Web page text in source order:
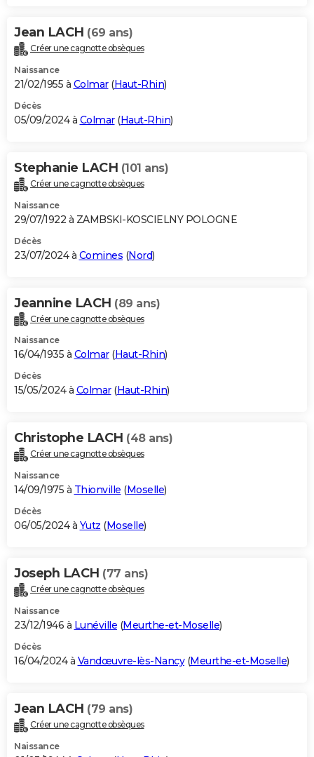
Jean LACH (69 ans)
Créer une cagnotte obsèques
Naissance
21/02/1955 à Colmar(Haut-Rhin)
Décès
05/09/2024 à Colmar(Haut-Rhin)
Stephanie LACH (101 ans)
Créer une cagnotte obsèques
Naissance
29/07/1922 à ZAMBSKI-KOSCIELNY POLOGNE
Décès
23/07/2024 à Comines (Nord)
Jeannine LACH (89 ans)
Créer une cagnotte obsèques
Naissance
16/04/1935 à Colmar(Haut-Rhin)
Décès
15/05/2024 à Colmar(Haut-Rhin)
Christophe LACH (48 ans)
Créer une cagnotte obsèques
Naissance
14/09/1975 à Thionville (Moselle)
Décès
06/05/2024 à Yutz (Moselle)
Joseph LACH (77 ans)
Créer une cagnotte obsèques
Naissance
23/12/1946 à Lunéville (Meurthe-et-Moselle)
Décès
16/04/2024 à Vandœuvre-lès-Nancy(Meurthe-et-Moselle)
Jean LACH (79 ans)
Créer une cagnotte obsèques
Naissance